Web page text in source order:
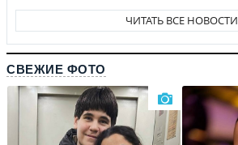
ЧИТАТЬ ВСЕ НОВОСТИ
СВЕЖИЕ ФОТО